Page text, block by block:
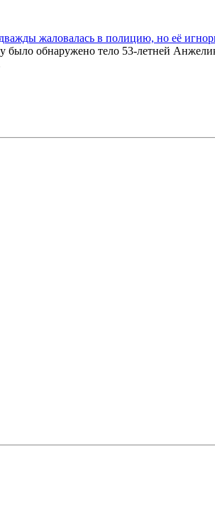
жаловалась в полицию, но её
было обнаружено тело 53-летней